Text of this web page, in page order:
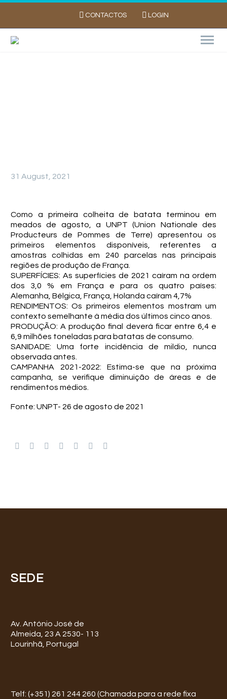
CONTACTOS LOGIN
31 August, 2021
Como a primeira colheita de batata terminou em
meados de agosto, a UNPT (Union Nationale des
Producteurs de Pommes de Terre) apresentou os
primeiros elementos disponíveis, referentes a
amostras colhidas em 240 parcelas nas principais
regiões de produção de França.
SUPERFÍCIES: As superfícies de 2021 caíram na ordem
dos 3,0 % em França e para os quatro países:
Alemanha, Bélgica, França, Holanda caíram 4,7%
RENDIMENTOS: Os primeiros elementos mostram um
contexto semelhante à média dos últimos cinco anos.
PRODUÇÃO: A produção final deverá ficar entre 6,4 e
6,9 ​​milhões toneladas para batatas de consumo.
SANIDADE: Uma forte incidência de mildio, nunca
observada antes.
CAMPANHA 2021-2022: Estima-se que na próxima
campanha, se verifique diminuição de áreas e de
rendimentos médios.
Fonte: UNPT- 26 de agosto de 2021
SEDE
Av. António José de
Almeida, 23 A 2530- 113
Lourinhã, Portugal
Telf: (+351) 261 244 260 (Chamada para a rede fixa